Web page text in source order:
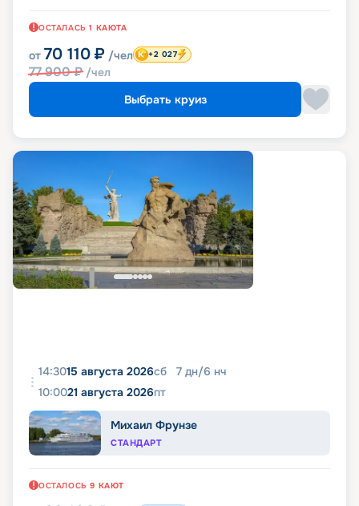
ОСТАЛАСЬ 1 КАЮТА
от 70 110 ₽ /чел
77 900₽ /чел
+2 027
Выбрать круиз
14:3015 августа 2026сб 7 дн/6 нч
10:0021 августа 2026пт
Михаил Фрунзе
СТАНДАРТ
ОСТАЛОСЬ 9 КАЮТ